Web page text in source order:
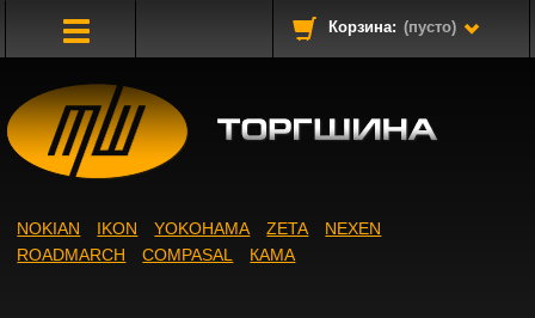
Корзина: (пусто)
NOKIAN IKON YOKOHAMA ZETA
NEXEN
ROADMARCH
COMPASAL КАМА